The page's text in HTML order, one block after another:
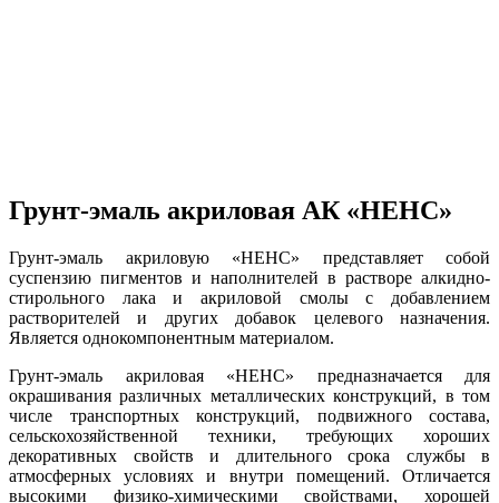
Грунт-эмаль акриловая АК «НЕНС»
Грунт-эмаль акриловую «НЕНС» представляет собой
суспензию пигментов и наполнителей в растворе алкидно-
стирольного лака и акриловой смолы с добавлением
растворителей и других добавок целевого назначения.
Является однокомпонентным материалом.
Грунт-эмаль акриловая «НЕНС» предназначается для
окрашивания различных металлических конструкций, в том
числе транспортных конструкций, подвижного состава,
сельскохозяйственной техники, требующих хороших
декоративных свойств и длительного срока службы в
атмосферных условиях и внутри помещений. Отличается
высокими физико-химическими свойствами, хорошей